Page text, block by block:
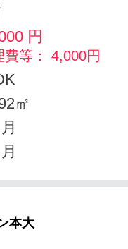
円
費等： 4,000円
㎡
本大